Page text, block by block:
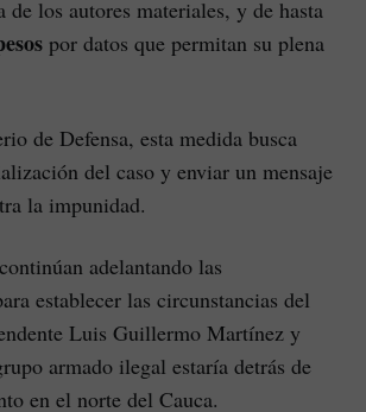
de los autores materiales, y de hasta
por datos que permitan su plena
de Defensa, esta medida busca
del caso y enviar un mensaje
la impunidad.
adelantando las
establecer las circunstancias del
Luis Guillermo Martínez y
armado ilegal estaría detrás de
en el norte del Cauca.